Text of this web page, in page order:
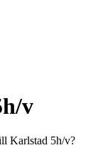
v
Karlstad 5h/v?